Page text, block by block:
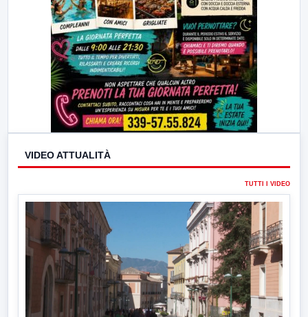
VIDEO ATTUALITÀ
TUTTI I VIDEO